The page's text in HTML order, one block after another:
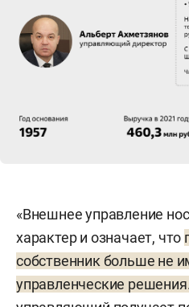
«Внешнее управление
характер и означает, что
собственник больше не
управленческие